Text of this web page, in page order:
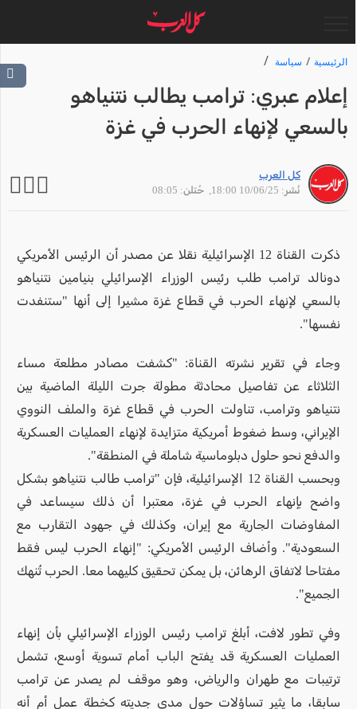
الرئيسية سياسة
إعلام عبري: ترامب يطالب نتنياهو
بالسعي لإنهاء الحرب في غزة
كل العرب
نُشر: 10/06/25 18:00
, حُتلن: 08:05
ذكرت القناة 12 الإسرائيلية نقلا عن مصدر أن الرئيس الأمريكي
دونالد ترامب طلب رئيس الوزراء الإسرائيلي بنيامين نتنياهو
بالسعي لإنهاء الحرب في قطاع غزة مشيرا إلى أنها "ستنفدت
نفسها".
وجاء في تقرير نشرته القناة: "كشفت مصادر مطلعة مساء
الثلاثاء عن تفاصيل محادثة مطولة جرت الليلة الماضية بين
نتنياهو وترامب، تناولت الحرب في قطاع غزة والملف النووي
الإيراني، وسط ضغوط أمريكية متزايدة لإنهاء العمليات العسكرية
والدفع نحو حلول دبلوماسية شاملة في المنطقة".
وبحسب القناة 12 الإسرائيلية، فإن "ترامب طالب نتنياهو بشكل
واضح بإنهاء الحرب في غزة، معتبرا أن ذلك سيساعد في
المفاوضات الجارية مع إيران، وكذلك في جهود التقارب مع
السعودية". وأضاف الرئيس الأمريكي: "إنهاء الحرب ليس فقط
مفتاحا لاتفاق الرهائن، بل يمكن تحقيق كليهما معا. الحرب تُنهك
الجميع".
وفي تطور لافت، أبلغ ترامب رئيس الوزراء الإسرائيلي بأن إنهاء
العمليات العسكرية قد يفتح الباب أمام تسوية أوسع، تشمل
ترتيبات مع طهران والرياض، وهو موقف لم يصدر عن ترامب
سابقا، ما يثير تساؤلات حول مدى جديته كخطة عمل أم أنه